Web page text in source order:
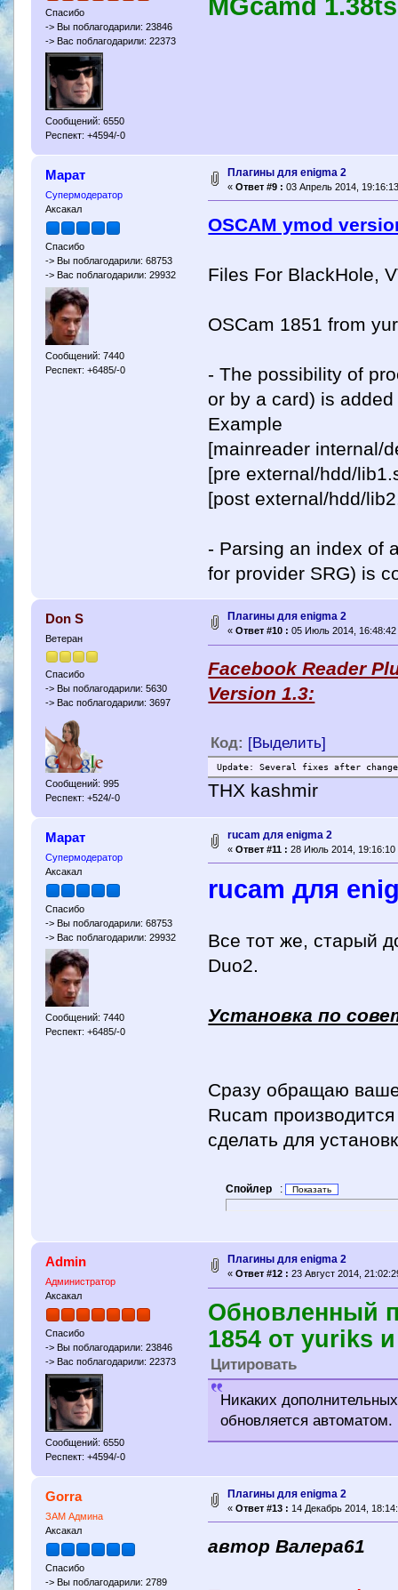
Спасибо
-> Вы поблагодарили: 23846
-> Вас поблагодарили: 22373
Сообщений: 6550
Респект: +4594/-0
MGcamd
Марат
Супермодератор
Аксакал
Спасибо
-> Вы поблагодарили: 68753
-> Вас поблагодарили: 29932
Сообщений: 7440
Респект: +6485/-0
Плагины для enigma 2
« Ответ #9 : 03 Апрель 2014,
OSCAM ymod
Files For BlackHole,
OSCam 1851 from
- The possibility of
or by a card) is added
Example
[mainreader internal/
[pre external/hdd/
[post external/hdd/
- Parsing an index of
for provider SRG) is
Don S
Ветеран
Спасибо
-> Вы поблагодарили: 5630
-> Вас поблагодарили: 3697
Сообщений: 995
Респект: +524/-0
Плагины для enigma 2
« Ответ #10 : 05 Июль 2014, 16:48:42
Facebook Reader
Version 1.3:
Код: [Выделить]
Update: Several fixes after
THX kashmir
Марат
Супермодератор
Аксакал
Спасибо
-> Вы поблагодарили: 68753
-> Вас поблагодарили: 29932
Сообщений: 7440
Респект: +6485/-0
rucam для enigma 2
« Ответ #11 : 28 Июль 2014, 19:16:10
rucam для
Все тот же, старый
Duo2.
Установка по
Сразу обращаю
Rucam
сделать для
Спойлер :
Admin
Администратор
Аксакал
Спасибо
-> Вы поблагодарили: 23846
-> Вас поблагодарили: 22373
Сообщений: 6550
Респект: +4594/-0
Плагины для enigma 2
« Ответ #12 : 23 Август 2014,
Обновленный
1854 от yuriks
Цитировать
Никаких
обновляется автоматом.
Gorra
ЗАМ Админа
Аксакал
Спасибо
-> Вы поблагодарили: 2789
Плагины для enigma 2
« Ответ #13 : 14 Декабрь 2014,
автор Валера61